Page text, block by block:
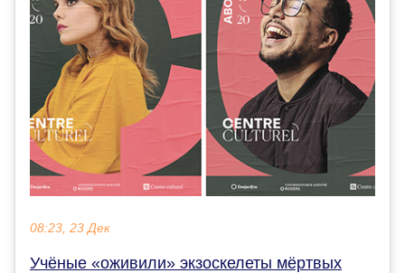
08:23, 23 Дек
Учёные «оживили» экзоскелеты мёртвых